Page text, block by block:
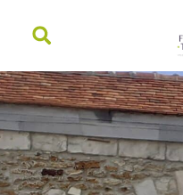
principal